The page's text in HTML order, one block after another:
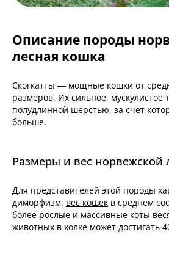
Описание породы
лесная кошка
Скогкатты — мощные кошки от
размеров. Их сильное, мускулистое
полудлинной шерстью, за счет
больше.
Размеры и вес норвежской
Для представителей этой породы
диморфизм: вес кошек в среднем
более рослые и массивные коты
животных в холке может достигать